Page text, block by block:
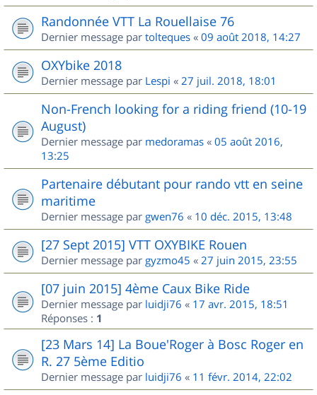
Randonnée VTT La Rouellaise 76
Dernier message par tolteques « 09 août 2018, 14:27
OXYbike 2018
Dernier message par Lespi « 27 juil. 2018, 18:01
Non-French looking for a riding friend (10-19
August)
Dernier message par medoramas « 05 août 2016,
13:25
Partenaire débutant pour rando vtt en seine
maritime
Dernier message par gwen76 « 10 déc. 2015, 13:48
[27 Sept 2015] VTT OXYBIKE Rouen
Dernier message par gyzmo45 « 27 juin 2015, 23:55
[07 juin 2015] 4ème Caux Bike Ride
Dernier message par luidji76 « 17 avr. 2015, 18:51
Réponses : 1
[23 Mars 14] La Boue'Roger à Bosc Roger en
R. 27 5ème Editio
Dernier message par luidji76 « 11 févr. 2014, 22:02